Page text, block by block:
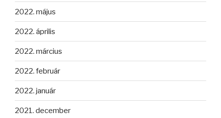
2022. május
2022. április
2022. március
2022. február
2022. január
2021. december